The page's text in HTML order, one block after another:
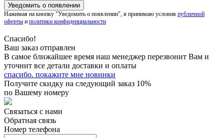
Нажимая на кнопку "Уведомить о появлении", я принимаю условия публичной
оферты и политики конфиденциальности
Спасибо!
Ваш заказ отправлен
В самое ближайшее время наш менеджер перезвонит Вам и
уточнит все детали доставки и оплаты
спасибо. покажите мне новинки
Получите скидку на следующий заказ 10%
по Вашему номеру
Связаться с нами
Обратная связь
Номер телефона